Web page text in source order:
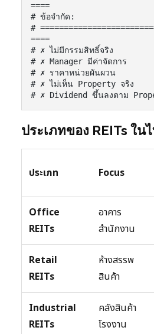
====
# ข้อจำกัด:
#
====
# ✗ ไม่มีกรรมสิทธิ์จริง
# ✗ Manager มีค่าจัดการ
# ✗ ราคาหน่วยผันผวน
# ✗ ไม่เห็น Property จริง
# ✗ Dividend ขึ้นลงตาม
ประเภทของ REITs ใน
ประเภท Focus
Office
REITs
อาคาร
สำนักงาน
Retail
REITs
ห้างสรรพ
สินค้า
Industrial
REITs
คลังสินค้า
โรงงาน